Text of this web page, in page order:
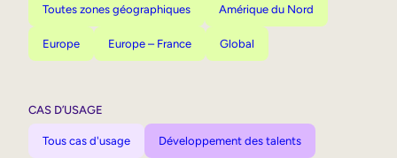
Toutes zones géographiques Amérique du Nord
Europe Europe – France Global
CAS D’USAGE
Tous cas d'usage Développement des talents